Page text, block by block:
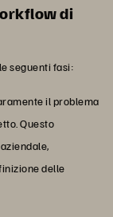
di
seguenti fasi:
il problema
Questo
delle